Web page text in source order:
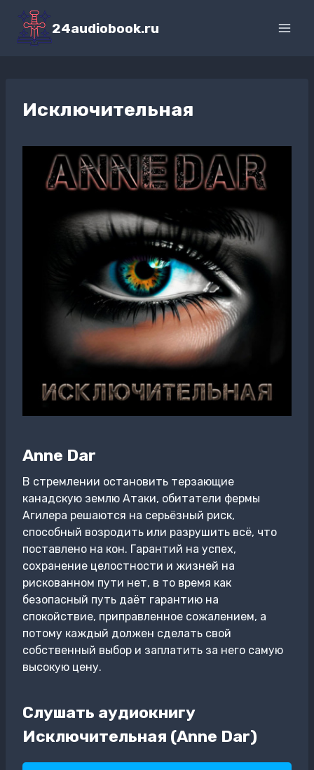
Перейти
содержимому
24audiobook.ru
Исключительная
Anne Dar
В стремлении остановить терзающие
канадскую землю Атаки, обитатели фермы
Агилера решаются на серьёзный риск,
способный возродить или разрушить всё, что
поставлено на кон. Гарантий на успех,
сохранение целостности и жизней на
рискованном пути нет, в то время как
безопасный путь даёт гарантию на
спокойствие, приправленное сожалением, а
потому каждый должен сделать свой
собственный выбор и заплатить за него самую
высокую цену.
Слушать аудиокнигу
Исключительная (Anne Dar)